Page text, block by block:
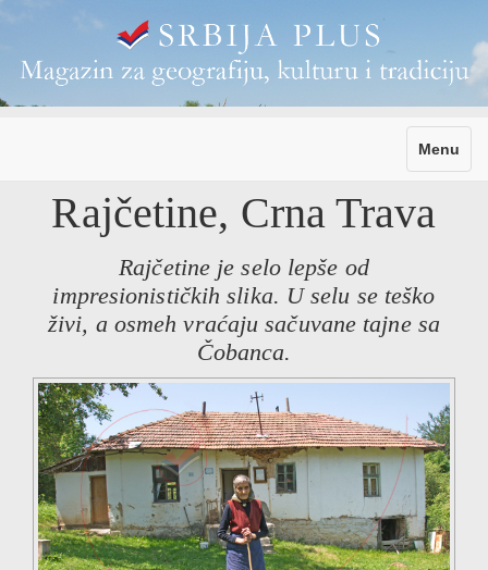
Toggle
Menu
Rajčetine, Crna Trava
Rajčetine je selo lepše od
impresionističkih slika. U selu se teško
živi, a osmeh vraćaju sačuvane tajne sa
Čobanca.